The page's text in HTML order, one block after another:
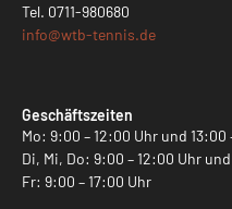
Tel. 0711-980680
info@wtb-tennis.de
Geschäftszeiten
Mo: 9:00 – 12:00 Uhr und 13:00
Di, Mi, Do: 9:00 – 12:00 Uhr
Fr: 9:00 – 17:00 Uhr